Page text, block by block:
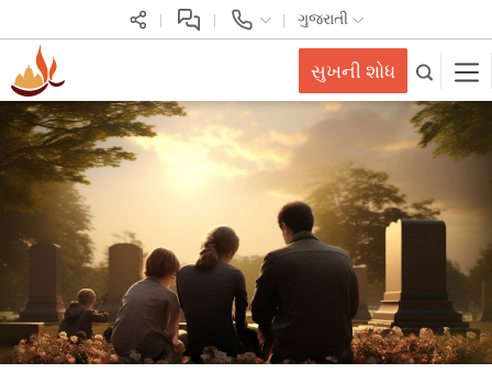
ગુજરાતી
સુખની શોધ